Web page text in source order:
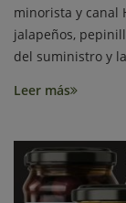
minorista y canal
jalapeños,
del suministro y
Leer más